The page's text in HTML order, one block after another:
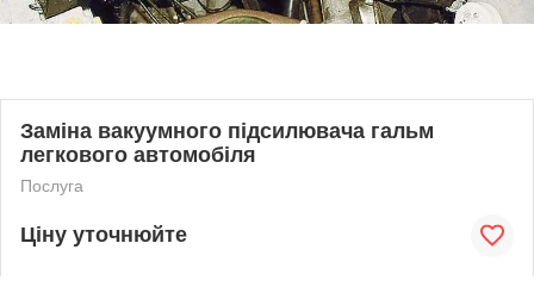
Заміна вакуумного підсилювача гальм
легкового автомобіля
Послуга
Ціну уточнюйте